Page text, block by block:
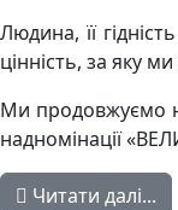
Людина, її
цінність, за яку
Ми продовжуємо
надномінації
Читати далі...